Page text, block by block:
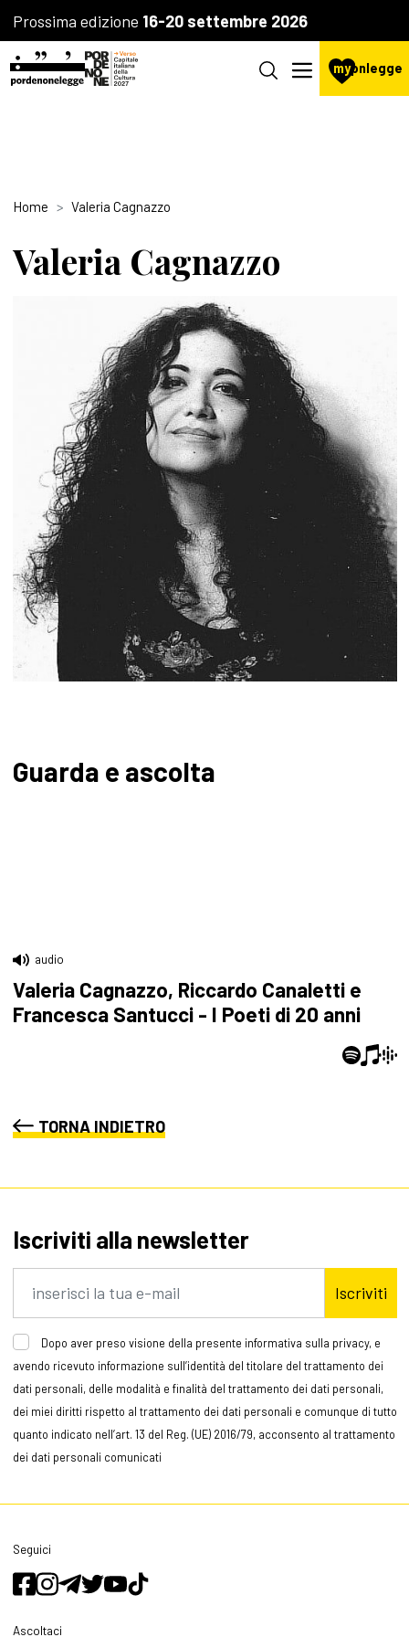
Prossima edizione 16-20 settembre 2026
mypnlegge
Home Valeria Cagnazzo
Valeria Cagnazzo
Guarda e ascolta
audio
Valeria Cagnazzo, Riccardo Canaletti e
Francesca Santucci - I Poeti di 20 anni
TORNA INDIETRO
Iscriviti alla newsletter
Iscriviti
Dopo aver preso visione della presente informativa sulla privacy, e
avendo ricevuto informazione sull’identità del titolare del trattamento dei
dati personali, delle modalità e finalità del trattamento dei dati personali,
dei miei diritti rispetto al trattamento dei dati personali e comunque di tutto
quanto indicato nell’art. 13 del Reg. (UE) 2016/79, acconsento al trattamento
dei dati personali comunicati
Seguici
Ascoltaci